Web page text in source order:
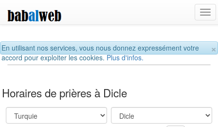
×
En utilisant nos services, vous nous donnez expressément votre
accord pour exploiter les cookies.Plus d'infos.
Horaires de prières à Dicle